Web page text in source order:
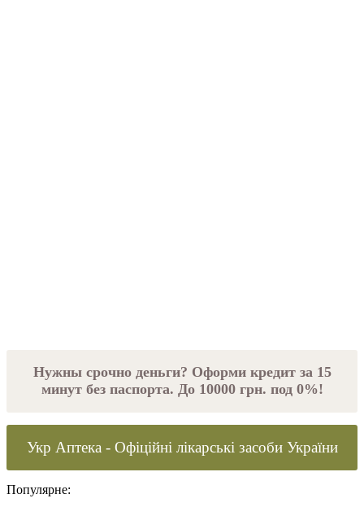
Нужны срочно деньги? Оформи кредит за 15
минут без паспорта. До 10000 грн. под 0%!
Укр Аптека - Офіційні лікарські засоби України
Популярне: